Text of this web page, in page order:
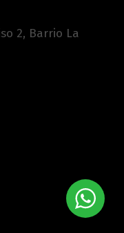
2, Barrio La